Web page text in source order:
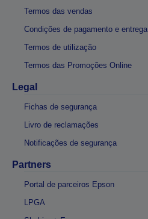
Termos das vendas
Condições de pagamento e entrega
Termos de utilização
Termos das Promoções Online
Legal
Fichas de segurança
Livro de reclamações
Notificações de segurança
Partners
Portal de parceiros Epson
LPGA